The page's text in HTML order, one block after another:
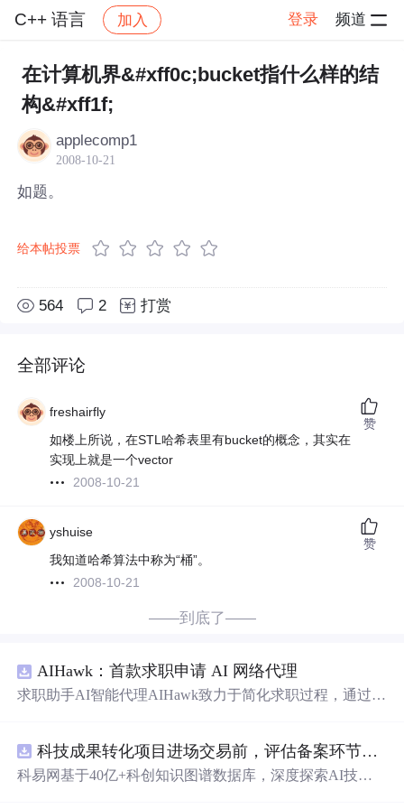
C++ 语言 加入 登录 频道
社区 C++ 语言 帖子详情
在计算机界&#xff0c;bucket指什么样的结
构&#xff1f;
applecomp1
2008-10-21
如题。
给本帖投票
564 2 打赏
全部评论
freshairfly
如楼上所说，在STL哈希表里有bucket的概念，其实在
实现上就是一个vector
2008-10-21
赞
yshuise
我知道哈希算法中称为“桶”。
2008-10-21
赞
——到底了——
AIHawk：首款求职申请 AI 网络代理
求职助手AI智能代理AIHawk致力于简化求职过程，通过自
科技成果转化项目进场交易前，评估备案环节需要准备哪些材料？.docx
科易网基于40亿+科创知识图谱数据库，深度探索AI技术